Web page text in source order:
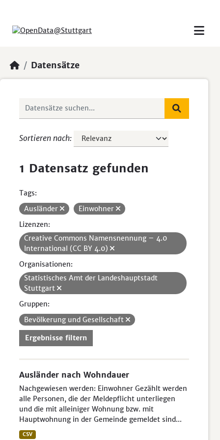
Datensätze
Sortieren nach
1 Datensatz gefunden
Tags:
Ausländer
Einwohner
Lizenzen:
Creative Commons Namensnennung – 4.0
International (CC BY 4.0)
Organisationen:
Statistisches Amt der Landeshauptstadt
Stuttgart
Gruppen:
Bevölkerung und Gesellschaft
Ergebnisse filtern
Ausländer nach Wohndauer
Nachgewiesen werden: Einwohner Gezählt werden
alle Personen, die der Meldepflicht unterliegen
und die mit alleiniger Wohnung bzw. mit
Hauptwohnung in der Gemeinde gemeldet sind...
CSV